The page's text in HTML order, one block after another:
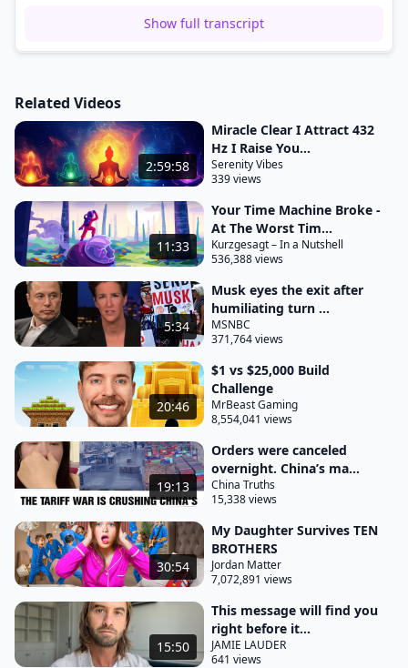
inteligência artificial, gerar relatórios para grupos
de perfis. Um recurso exclusivo pensado para dar
marcas com múltiplas contas, analisar
concorrentes e muito mais.
Explore todas as novidades do Lives Analytics agora
mesmo.
Show full transcript
Related Videos
2:59:58
Miracle Clear I Attract 432
Hz I Raise You...
Serenity Vibes
339 views
11:33
Your Time Machine Broke -
At The Worst Tim...
Kurzgesagt – In a Nutshell
536,388 views
5:34
Musk eyes the exit after
humiliating turn ...
MSNBC
371,764 views
20:46
$1 vs $25,000 Build
Challenge
MrBeast Gaming
8,554,041 views
19:13
Orders were canceled
overnight. China’s ma...
China Truths
15,338 views
30:54
My Daughter Survives TEN
BROTHERS
Jordan Matter
7,072,891 views
15:50
This message will find you
right before it...
JAMIE LAUDER
641 views